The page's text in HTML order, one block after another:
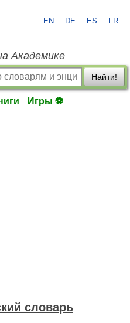
EN DE ES FR
Академике
Найти!
Игры ⚽
словарь